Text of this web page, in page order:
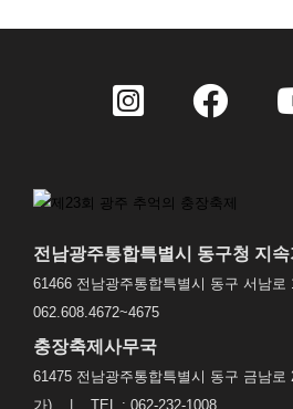
전남광주통합특별시 동구청 지
61466 전남광주통합특별시 동구 서
062.608.4672~4675
충장축제사무국
61475 전남광주통합특별시 동구 금남로
가) | TEL : 062-232-1008